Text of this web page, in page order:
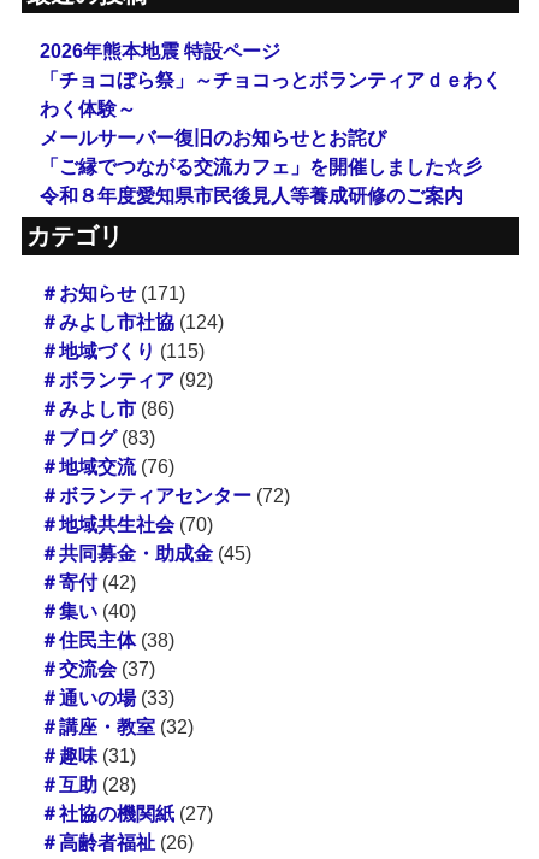
2026年熊本地震 特設ページ
「チョコぼら祭」～チョコっとボランティアｄｅわく
わく体験～
メールサーバー復旧のお知らせとお詫び
「ご縁でつながる交流カフェ」を開催しました☆彡
令和８年度愛知県市民後見人等養成研修のご案内
カテゴリ
＃お知らせ(171)
＃みよし市社協(124)
＃地域づくり (115)
＃ボランティア(92)
＃みよし市(86)
＃ブログ(83)
＃地域交流(76)
＃ボランティアセンター(72)
＃地域共生社会(70)
＃共同募金・助成金(45)
＃寄付(42)
＃集い(40)
＃住民主体(38)
＃交流会(37)
＃通いの場(33)
＃講座・教室(32)
＃趣味(31)
＃互助(28)
＃社協の機関紙(27)
＃高齢者福祉(26)